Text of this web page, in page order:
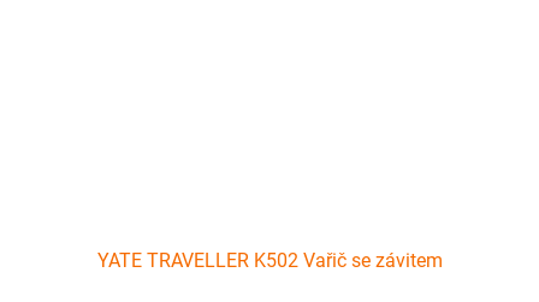
YATE TRAVELLER K502 Vařič se závitem